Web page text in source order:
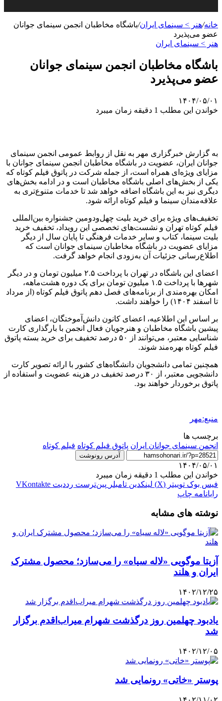
خانه/هنر > سینمای ایران/باشگاه مخاطبان انجمن سینمای جوانان
عضو می‌پذیرد
هنر > سینمای ایران
باشگاه مخاطبان انجمن سینمای جوانان
عضو می‌پذیرد
۱۴۰۴/۰۵/۰۱
خواندن این مطلب 1 دقیقه زمان میبرد
به گزارش خبرگزاری مهر به نقل از روابط عمومی انجمن سینمای
جوانان ایران، عضویت در باشگاه مخاطبان انجمن سینمای جوانان با
مزایای ویژه‌ای همراه است، از جمله شرکت در پاتوق فیلم کوتاه که
یکی از بخش‌های اصلی باشگاه مخاطبان است و در ادامه بخش‌های
دیگری نیز به این باشگاه اضافه خواهد شد تا خدمات متنوع‌تری به
علاقه‌مندان سینما و فیلم کوتاه ارائه شود.
تخفیف‌های ویژه برای خرید بلیت چهل‌ودومین جشنواره بین‌المللی
فیلم کوتاه تهران و نشست‌های تخصصی این رویداد، تخفیف خرید
بلیت سینما، کتاب و سایر خدمات فرهنگی تا پایان سال از دیگر
مزایای عضویت در باشگاه مخاطبان سینمای جوانان است که
اطلاع‌رسانی جزئیات آن به‌زودی انجام خواهد گرفت.
اعضای این باشگاه در تهران با پرداخت ۲.۵ میلیون تومان و در دیگر
شهرها با پرداخت ۱.۵ میلیون تومان برای یک دوره هشت‌ماهه،
امکان بهره‌مندی از برنامه‌های فصل دهم پاتوق فیلم کوتاه (از مرداد
تا اسفند ۱۴۰۴) را خواهند داشت.
بر اساس این اطلاعیه، اعضای کانون دانش‌آموختگان، اعضای
پیشین باشگاه مخاطبان و هنرجویان فعال انجمن با بارگذاری کارت
شناسایی معتبر، می‌توانند از ۵۰ درصد تخفیف برای خرید بسته پاتوق
فیلم کوتاه بهره‌مند شوند.
همچنین تمامی دانشجویان دانشگاه‌های کشور با ارائه تصویر کارت
دانشجویی معتبر، از ۳۰ درصد تخفیف در هزینه عضویت و استفاده از
پاتوق برخوردار خواهند بود.
منبع:مهر
برچسب ها
انجمن سينماى جوانان ایران پاتوق فیلم کوتاه فیلم کوتاه
آدرس رونوشت
۱۴۰۴/۰۵/۰۱
خواندن این مطلب 1 دقیقه زمان میبرد
فیس بوک توییتر (X) لینکدین ‫تامبلر ‫پین‌ترست ‫رددیت ‫VKontakte
رایانامه چاپ
نوشته های مشابه
آزیتا موگویی «لاله سیاه» را می‌سازد؛ محصول مشترک
ایران و هلند
۱۴۰۲/۱۲/۲۵
یادبود چهلمین روز درگذشت شهرام میراب‌اقدم برگزار
شد
۱۴۰۲/۱۲/۰۵
پوستر «خاتی» رونمایی شد